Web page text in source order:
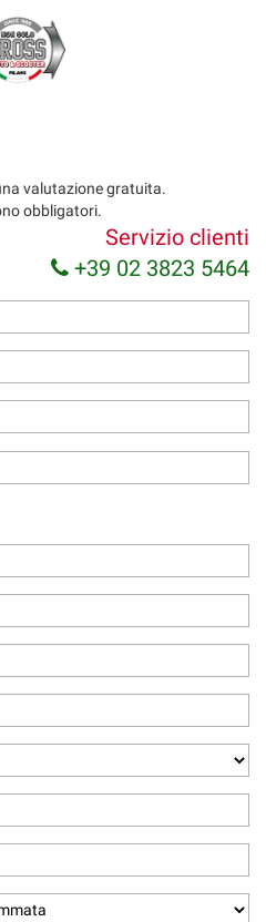
valutazione gratuita.
obbligatori.
Servizio clienti
+39 02 3823 5464